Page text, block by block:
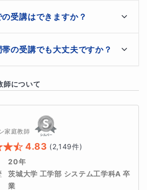
学校の授業内容の先取り学習
んでいます。
例としては、
校受験対策となっておりますが、中
受講も可能です。
りかかることも大切です。
受講はできますか？
に応じた単発の専用コースを用意し
ただければと思います。
の受講でも大丈夫ですか？
師について
家庭教師
4.83 (2,149件)
20年
茨城大学 工学部 システム工学科A 卒
業